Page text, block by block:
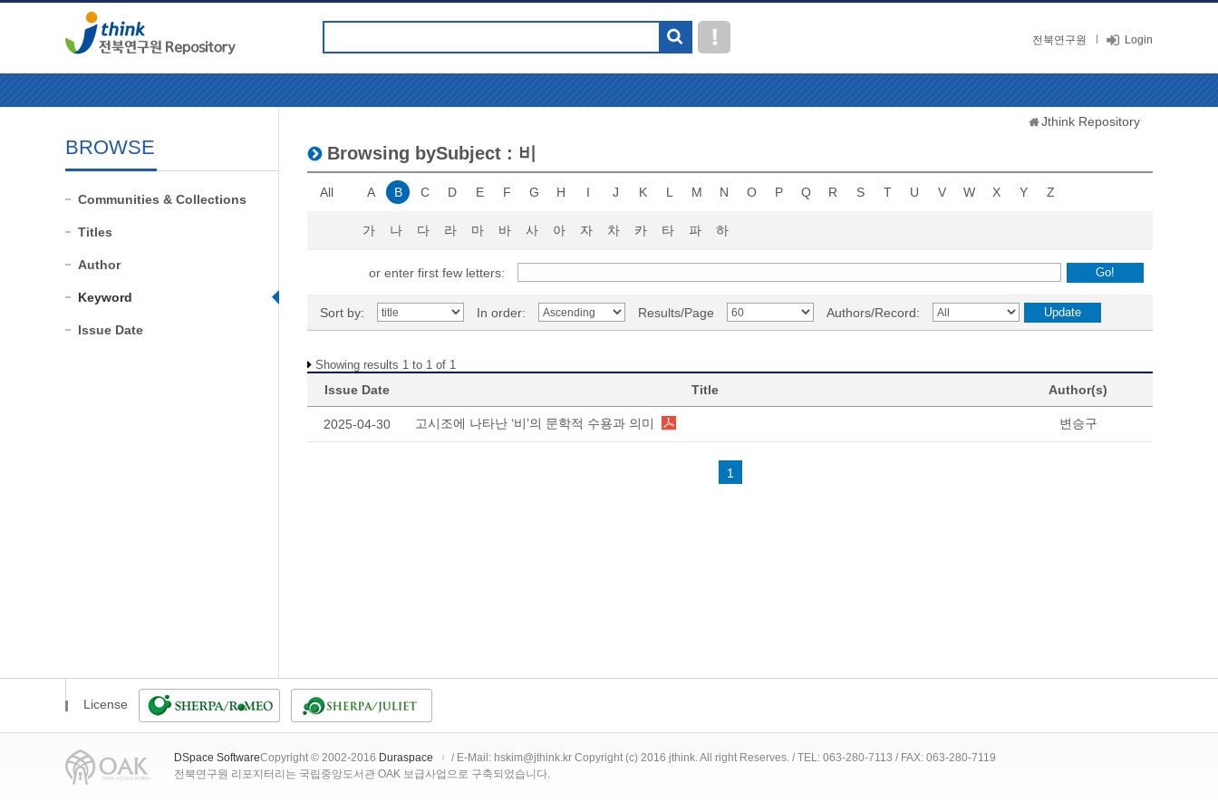
전북연구원 Login
BROWSE
Communities & Collections
Titles
Author
Keyword
Issue Date
Jthink Repository
Browsing bySubject : 비
All A B C D E F G H I J K L M N O P Q R S T U V W X Y Z
가 나 다 라 마 바 사 아 자 차 카 타 파 하
or enter first few letters:
Sort by: In order: Results/Page Authors/Record:
Showing results 1 to 1 of 1
Issue Date Title Author(s)
2025-04-30 고시조에 나타난 ‘비’의 문학적 수용과 의미 변승구
1
License
DSpace SoftwareCopyright © 2002-2016 Duraspace
/ E-Mail: hskim@jthink.kr Copyright (c) 2016 jthink. All right Reserves. / TEL: 063-280-7113 / FAX: 063-280-7119
전북연구원 리포지터리는 국립중앙도서관 OAK 보급사업으로 구축되었습니다.